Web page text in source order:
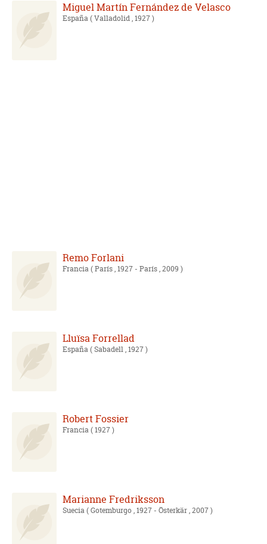
Miguel Martín Fernández de Velasco
España( Valladolid , 1927 )
Remo Forlani
Francia( París , 1927 - París , 2009 )
Lluïsa Forrellad
España( Sabadell , 1927 )
Robert Fossier
Francia( 1927 )
Marianne Fredriksson
Suecia( Gotemburgo , 1927 - Österkär , 2007 )